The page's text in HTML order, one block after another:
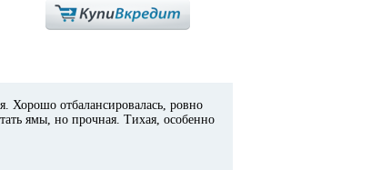
Хорошо отбалансировалась, ровно
ямы, но прочная. Тихая, особенно